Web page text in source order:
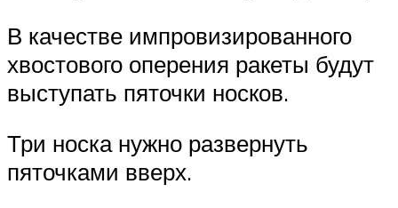
В качестве импровизированного
хвостового оперения ракеты будут
выступать пяточки носков.
Три носка нужно развернуть
пяточками вверх.